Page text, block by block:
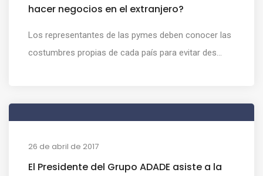
hacer negocios en el extranjero?
Los representantes de las pymes deben conocer las
costumbres propias de cada país para evitar des...
26 de abril de 2017
El Presidente del Grupo ADADE asiste a la